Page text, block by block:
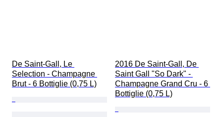
De Saint-Gall, Le
Selection - Champagne
Brut - 6 Bottiglie (0,75 L)
2016 De Saint-Gall, De
Saint Gall "So Dark" -
Champagne Grand Cru - 6
Bottiglie (0,75 L)